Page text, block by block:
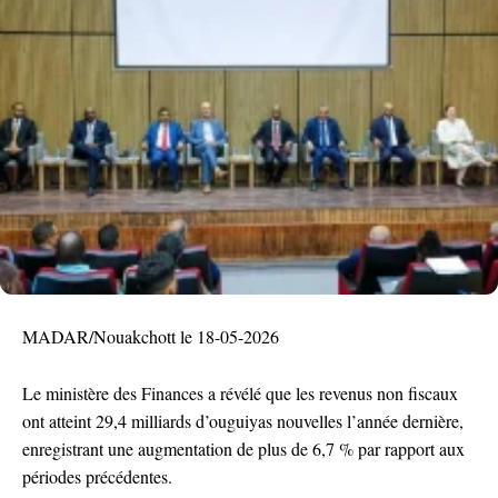
MADAR/Nouakchott le 18-05-2026
Le ministère des Finances a révélé que les revenus non fiscaux
ont atteint 29,4 milliards d’ouguiyas nouvelles l’année dernière,
enregistrant une augmentation de plus de 6,7 % par rapport aux
périodes précédentes.